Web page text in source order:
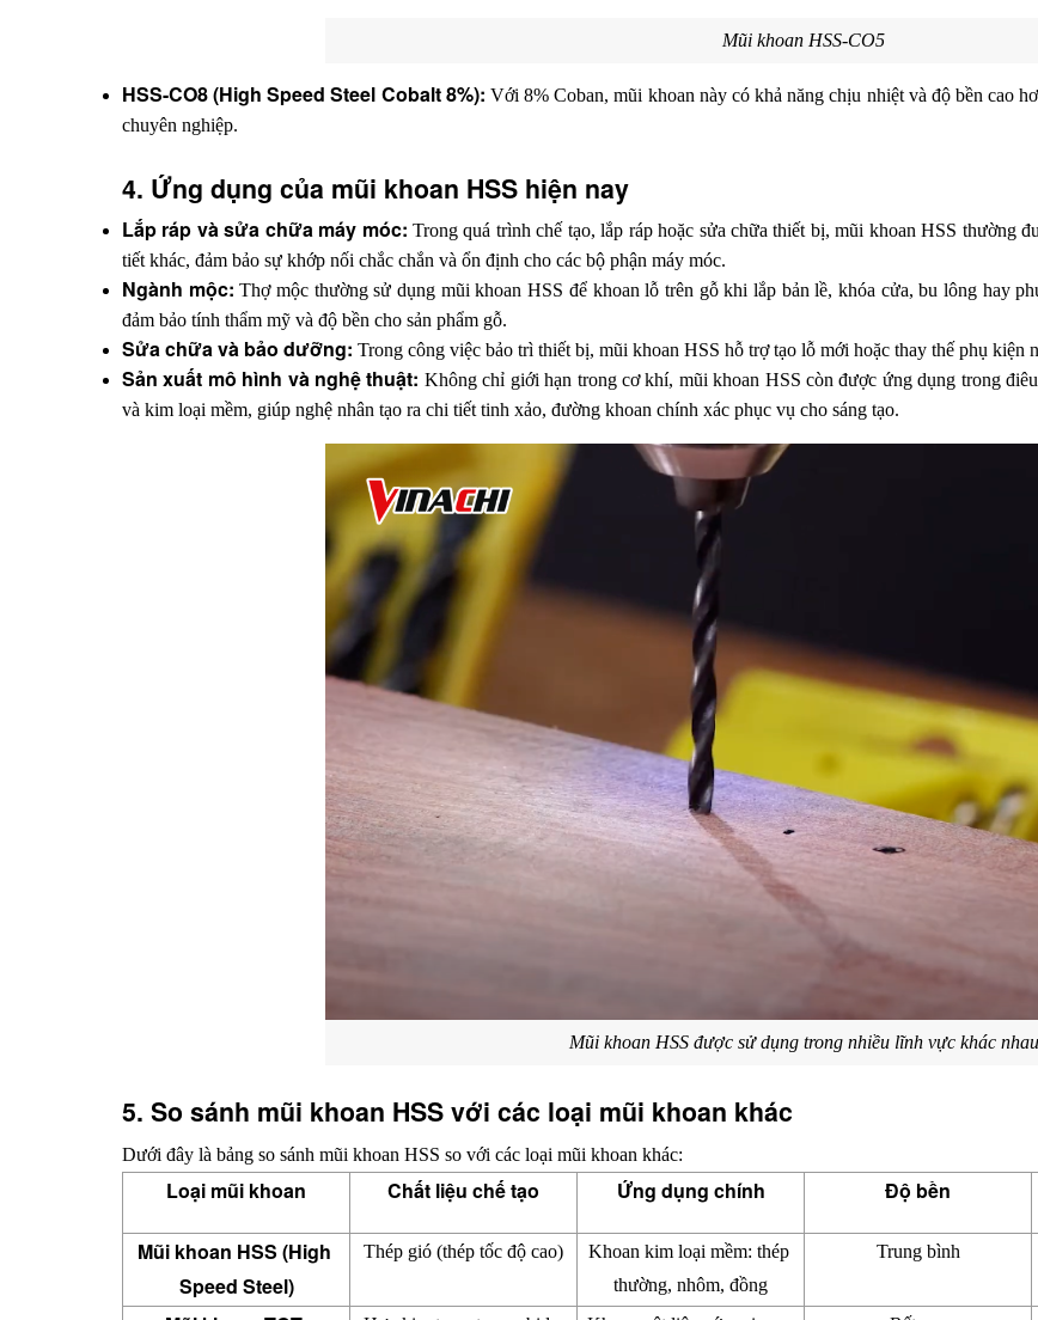
Mũi khoan HSS-CO5
HSS-CO8 (High Speed Steel Cobalt 8%): Với 8% Coban, mũi khoan này có khả năng chịu nhiệt và độ bền cao
chuyên nghiệp.
4. Ứng dụng của mũi khoan HSS hiện nay
Lắp ráp và sửa chữa máy móc: Trong quá trình chế tạo, lắp ráp hoặc sửa chữa thiết bị, mũi khoan HSS thường
tiết khác, đảm bảo sự khớp nối chắc chắn và ổn định cho các bộ phận máy móc.
Ngành mộc: Thợ mộc thường sử dụng mũi khoan HSS để khoan lỗ trên gỗ khi lắp bản lề, khóa cửa, bu lông hay
đảm bảo tính thẩm mỹ và độ bền cho sản phẩm gỗ.
Sửa chữa và bảo dưỡng: Trong công việc bảo trì thiết bị, mũi khoan HSS hỗ trợ tạo lỗ mới hoặc thay thế phụ kiện
Sản xuất mô hình và nghệ thuật: Không chỉ giới hạn trong cơ khí, mũi khoan HSS còn được ứng dụng trong
và kim loại mềm, giúp nghệ nhân tạo ra chi tiết tinh xảo, đường khoan chính xác phục vụ cho sáng tạo.
Mũi khoan HSS được sử dụng trong nhiều lĩnh vực khác nhau
5. So sánh mũi khoan HSS với các loại mũi khoan khác
Dưới đây là bảng so sánh mũi khoan HSS so với các loại mũi khoan khác:
Loại mũi khoan Chất liệu chế tạo Ứng dụng chính Độ bền
Mũi khoan HSS (High
Speed Steel)
Thép gió (thép tốc độ cao)
Khoan kim loại mềm: thép
thường, nhôm, đồng
Trung bình